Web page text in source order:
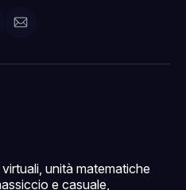
Condividi
email
unità matematiche
e casuale,